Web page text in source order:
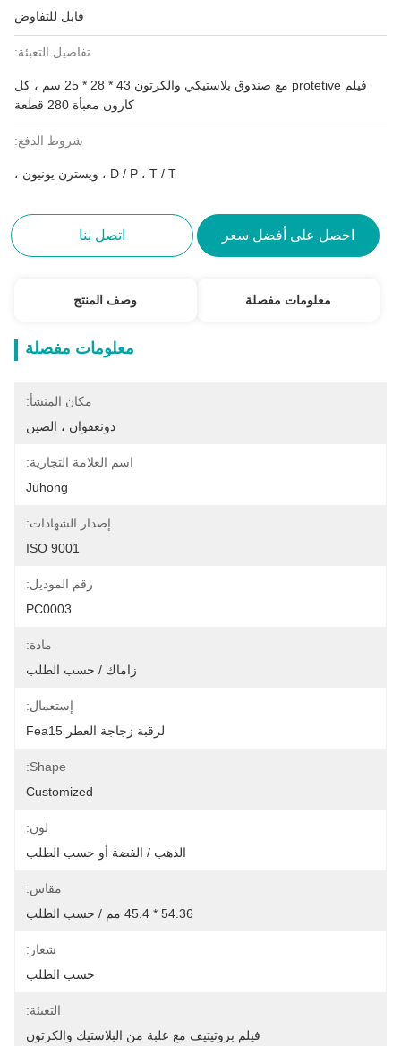
قابل للتفاوض
تفاصيل التعبئة:
فيلم protetive مع صندوق بلاستيكي والكرتون 43 * 28 * 25 سم ، كل
كارون معبأة 280 قطعة
شروط الدفع:
D / P ، T / T ، ويسترن يونيون ،
احصل على أفضل سعر اتصل بنا
معلومات مفصلة وصف المنتج
معلومات مفصلة
مكان المنشأ:
دونغقوان ، الصين
اسم العلامة التجارية:
Juhong
إصدار الشهادات:
ISO 9001
رقم الموديل:
PC0003
مادة:
زاماك / حسب الطلب
إستعمال:
لرقبة زجاجة العطر Fea15
Shape:
Customized
لون:
الذهب / الفضة أو حسب الطلب
مقاس:
54.36 * 45.4 مم / حسب الطلب
شعار:
حسب الطلب
التعبئة:
فيلم بروتيتيف مع علبة من البلاستيك والكرتون